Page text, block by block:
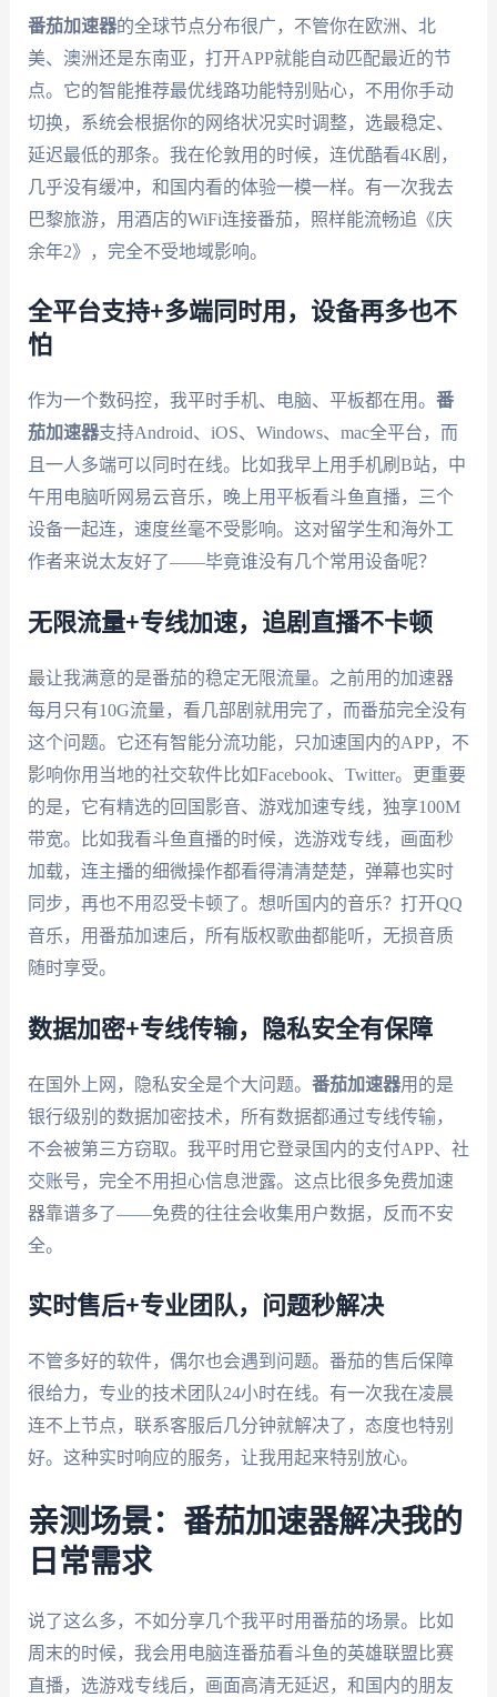
番茄加速器的全球节点分布很广，不管你在欧洲、北
美、澳洲还是东南亚，打开APP就能自动匹配最近的节
点。它的智能推荐最优线路功能特别贴心，不用你手动
切换，系统会根据你的网络状况实时调整，选最稳定、
延迟最低的那条。我在伦敦用的时候，连优酷看4K剧，
几乎没有缓冲，和国内看的体验一模一样。有一次我去
巴黎旅游，用酒店的WiFi连接番茄，照样能流畅追《庆
余年2》，完全不受地域影响。
全平台支持+多端同时用，设备再多也不
怕
作为一个数码控，我平时手机、电脑、平板都在用。 番
茄加速器支持Android、iOS、Windows、mac全平台，而
且一人多端可以同时在线。比如我早上用手机刷B站，中
午用电脑听网易云音乐，晚上用平板看斗鱼直播，三个
设备一起连，速度丝毫不受影响。这对留学生和海外工
作者来说太友好了——毕竟谁没有几个常用设备呢？
无限流量+专线加速，追剧直播不卡顿
最让我满意的是番茄的稳定无限流量。之前用的加速器
每月只有10G流量，看几部剧就用完了，而番茄完全没有
这个问题。它还有智能分流功能，只加速国内的APP，不
影响你用当地的社交软件比如Facebook、Twitter。更重要
的是，它有精选的回国影音、游戏加速专线，独享100M
带宽。比如我看斗鱼直播的时候，选游戏专线，画面秒
加载，连主播的细微操作都看得清清楚楚，弹幕也实时
同步，再也不用忍受卡顿了。想听国内的音乐？打开QQ
音乐，用番茄加速后，所有版权歌曲都能听，无损音质
随时享受。
数据加密+专线传输，隐私安全有保障
在国外上网，隐私安全是个大问题。 番茄加速器用的是
银行级别的数据加密技术，所有数据都通过专线传输，
不会被第三方窃取。我平时用它登录国内的支付APP、社
交账号，完全不用担心信息泄露。这点比很多免费加速
器靠谱多了——免费的往往会收集用户数据，反而不安
全。
实时售后+专业团队，问题秒解决
不管多好的软件，偶尔也会遇到问题。番茄的售后保障
很给力，专业的技术团队24小时在线。有一次我在凌晨
连不上节点，联系客服后几分钟就解决了，态度也特别
好。这种实时响应的服务，让我用起来特别放心。
亲测场景：番茄加速器解决我的
日常需求
说了这么多，不如分享几个我平时用番茄的场景。比如
周末的时候，我会用电脑连番茄看斗鱼的英雄联盟比赛
直播，选游戏专线后，画面高清无延迟，和国内的朋友